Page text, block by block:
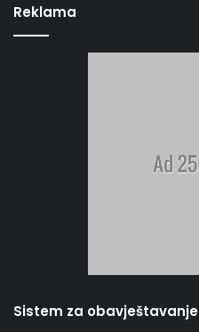
Reklama
Sistem za obavještavanje